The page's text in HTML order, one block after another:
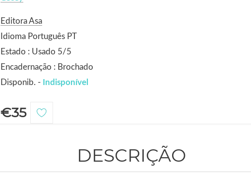
Editora Asa
Idioma Português PT
Estado : Usado 5/5
Encadernação : Brochado
Disponib. - Indisponível
€35
DESCRIÇÃO